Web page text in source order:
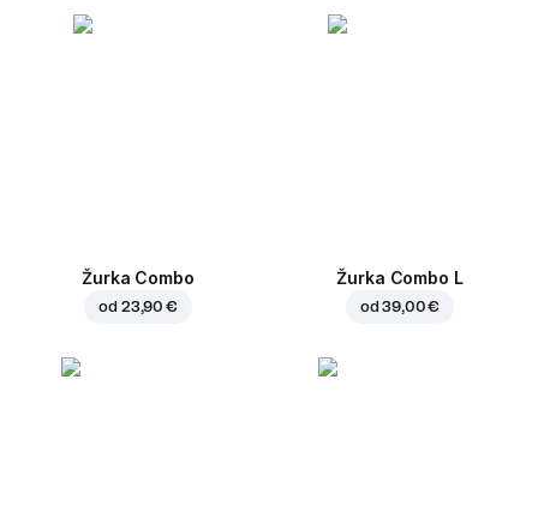
Žurka Combo
od 23,90 €
Žurka Combo L
od39,00 €